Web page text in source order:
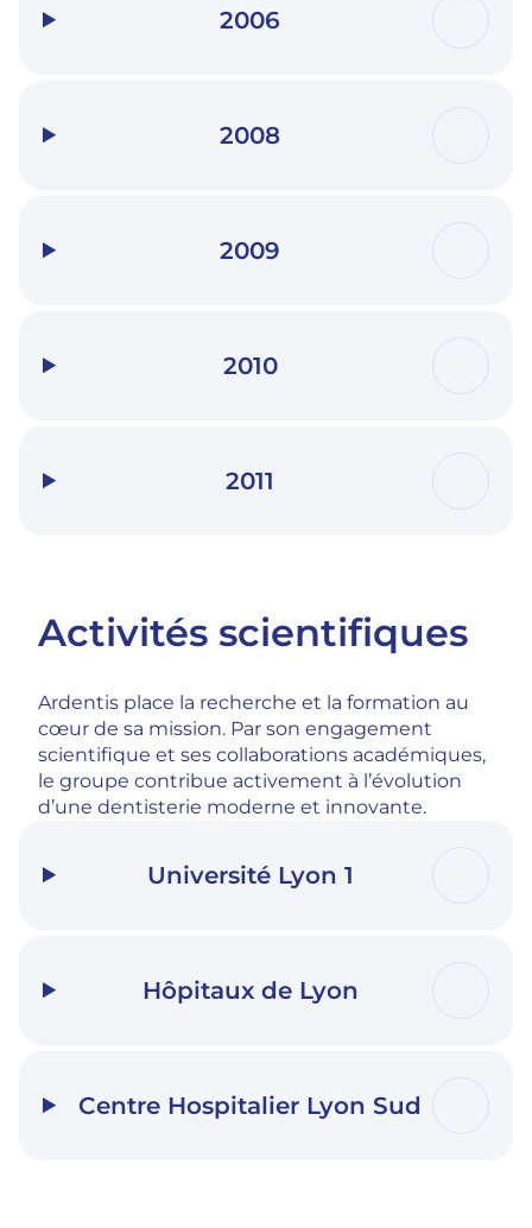
2006
2008
2009
2010
2011
Activités scientifiques
Ardentis place la recherche et la formation au
cœur de sa mission. Par son engagement
scientifique et ses collaborations académiques,
le groupe contribue activement à l’évolution
d’une dentisterie moderne et innovante.
Université Lyon 1
Hôpitaux de Lyon
Centre Hospitalier Lyon Sud